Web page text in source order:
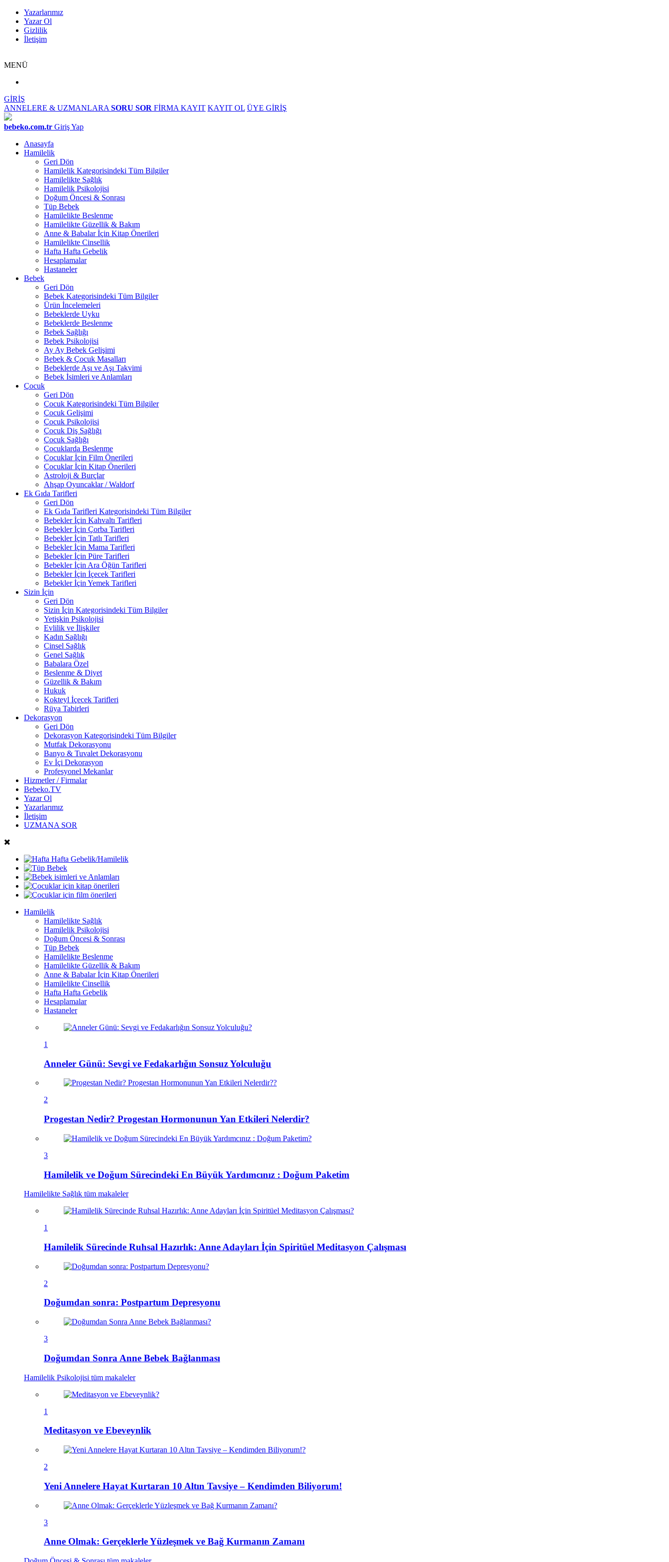
Yazarlarımız
Yazar Ol
Gizlilik
İletişim
MENÜ
GİRİŞ
ANNELERE & UZMANLARA SORU SOR FİRMA KAYIT KAYIT OL ÜYE GİRİŞ
bebeko.com.tr Giriş Yap
Anasayfa
Hamilelik
Geri Dön
Hamilelik Kategorisindeki Tüm Bilgiler
Hamilelikte Sağlık
Hamilelik Psikolojisi
Doğum Öncesi & Sonrası
Tüp Bebek
Hamilelikte Beslenme
Hamilelikte Güzellik & Bakım
Anne & Babalar İçin Kitap Önerileri
Hamilelikte Cinsellik
Hafta Hafta Gebelik
Hesaplamalar
Hastaneler
Bebek
Geri Dön
Bebek Kategorisindeki Tüm Bilgiler
Ürün İncelemeleri
Bebeklerde Uyku
Bebeklerde Beslenme
Bebek Sağlığı
Bebek Psikolojisi
Ay Ay Bebek Gelişimi
Bebek & Çocuk Masalları
Bebeklerde Aşı ve Aşı Takvimi
Bebek İsimleri ve Anlamları
Çocuk
Geri Dön
Çocuk Kategorisindeki Tüm Bilgiler
Çocuk Gelişimi
Çocuk Psikolojisi
Çocuk Diş Sağlığı
Çocuk Sağlığı
Çocuklarda Beslenme
Çocuklar İçin Film Önerileri
Çocuklar İçin Kitap Önerileri
Astroloji & Burçlar
Ahşap Oyuncaklar / Waldorf
Ek Gıda Tarifleri
Geri Dön
Ek Gıda Tarifleri Kategorisindeki Tüm Bilgiler
Bebekler İçin Kahvaltı Tarifleri
Bebekler İçin Çorba Tarifleri
Bebekler İçin Tatlı Tarifleri
Bebekler İçin Mama Tarifleri
Bebekler İçin Püre Tarifleri
Bebekler İçin Ara Öğün Tarifleri
Bebekler İçin İçecek Tarifleri
Bebekler İçin Yemek Tarifleri
Sizin İçin
Geri Dön
Sizin İçin Kategorisindeki Tüm Bilgiler
Yetişkin Psikolojisi
Evlilik ve İlişkiler
Kadın Sağlığı
Cinsel Sağlık
Genel Sağlık
Babalara Özel
Beslenme & Diyet
Güzellik & Bakım
Hukuk
Kokteyl İçecek Tarifleri
Rüya Tabirleri
Dekorasyon
Geri Dön
Dekorasyon Kategorisindeki Tüm Bilgiler
Mutfak Dekorasyonu
Banyo & Tuvalet Dekorasyonu
Ev İçi Dekorasyon
Profesyonel Mekanlar
Hizmetler / Firmalar
Bebeko.TV
Yazar Ol
Yazarlarımız
İletişim
UZMANA SOR
Hamilelik
Hamilelikte Sağlık
Hamilelik Psikolojisi
Doğum Öncesi & Sonrası
Tüp Bebek
Hamilelikte Beslenme
Hamilelikte Güzellik & Bakım
Anne & Babalar İçin Kitap Önerileri
Hamilelikte Cinsellik
Hafta Hafta Gebelik
Hesaplamalar
Hastaneler
1
Anneler Günü: Sevgi ve Fedakarlığın Sonsuz Yolculuğu
2
Progestan Nedir? Progestan Hormonunun Yan Etkileri Nelerdir?
3
Hamilelik ve Doğum Sürecindeki En Büyük Yardımcınız : Doğum Paketim
Hamilelikte Sağlık tüm makaleler
1
Hamilelik Sürecinde Ruhsal Hazırlık: Anne Adayları İçin Spiritüel Meditasyon Çalışması
2
Doğumdan sonra: Postpartum Depresyonu
3
Doğumdan Sonra Anne Bebek Bağlanması
Hamilelik Psikolojisi tüm makaleler
1
Meditasyon ve Ebeveynlik
2
Yeni Annelere Hayat Kurtaran 10 Altın Tavsiye – Kendimden Biliyorum!
3
Anne Olmak: Gerçeklerle Yüzleşmek ve Bağ Kurmanın Zamanı